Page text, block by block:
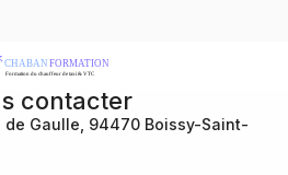
contacter
de Gaulle, 94470 Boissy-Saint-